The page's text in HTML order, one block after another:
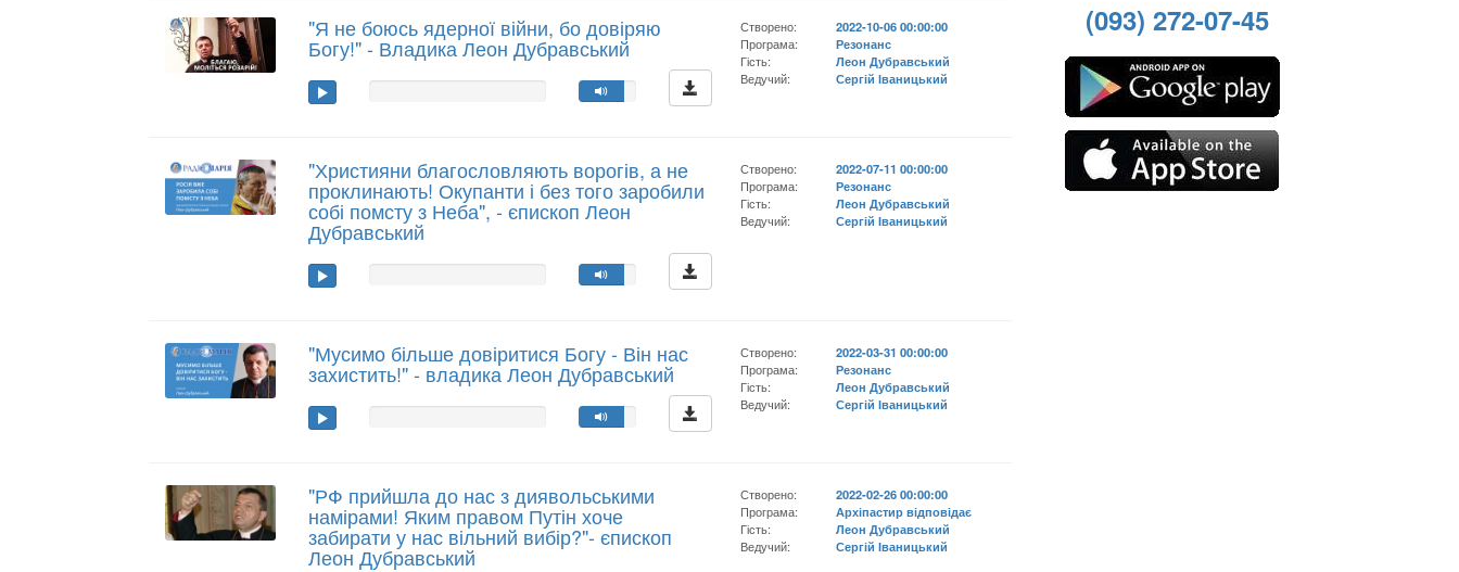
"Я не боюсь ядерної війни, бо довіряю
Богу!" - Владика Леон Дубравський
Створено:
2022-10-06 00:00:00
Програма:
Резонанс
Гість:
Леон Дубравський
Ведучий:
Сергій Іваницький
"Християни благословляють ворогів, а не
проклинають! Окупанти і без того заробили
собі помсту з Неба", - єпископ Леон
Дубравський
Створено:
2022-07-11 00:00:00
Програма:
Резонанс
Гість:
Леон Дубравський
Ведучий:
Сергій Іваницький
"Мусимо більше довіритися Богу - Він нас
захистить!" - владика Леон Дубравський
Створено:
2022-03-31 00:00:00
Програма:
Резонанс
Гість:
Леон Дубравський
Ведучий:
Сергій Іваницький
"РФ прийшла до нас з диявольськими
намірами! Яким правом Путін хоче
забирати у нас вільний вибір?"- єпископ
Леон Дубравський
Створено:
2022-02-26 00:00:00
Програма:
Архіпастир відповідає
Гість:
Леон Дубравський
Ведучий:
Сергій Іваницький
(093) 272-07-45